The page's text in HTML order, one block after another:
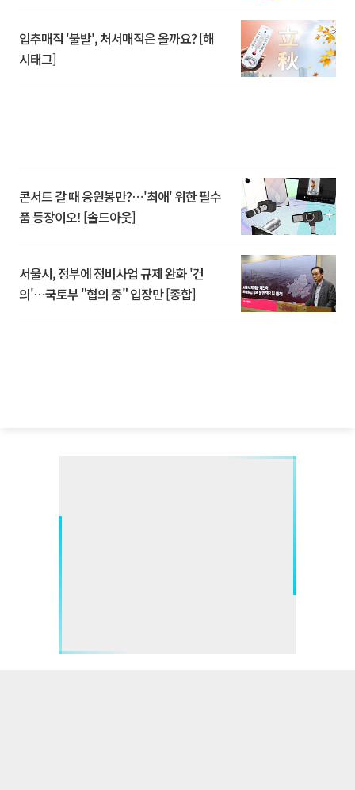
입추매직 '불발', 처서매직은 올까요? [해
시태그]
콘서트 갈 때 응원봉만?⋯'최애' 위한 필수
품 등장이오! [솔드아웃]
서울시, 정부에 정비사업 규제 완화 '건
의'⋯국토부 "협의 중" 입장만 [종합]